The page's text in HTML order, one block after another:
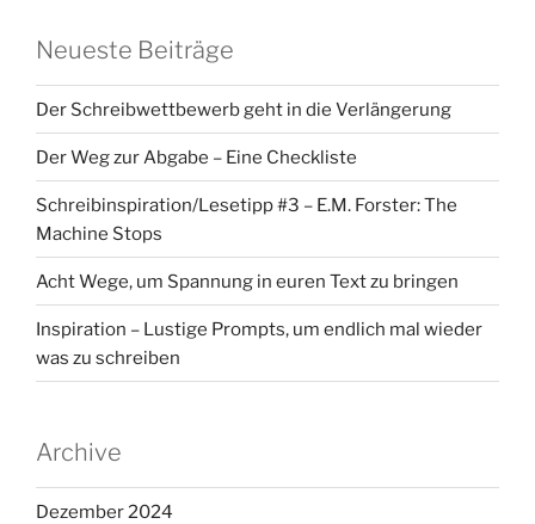
Neueste Beiträge
Der Schreibwettbewerb geht in die Verlängerung
Der Weg zur Abgabe – Eine Checkliste
Schreibinspiration/Lesetipp #3 – E.M. Forster: The
Machine Stops
Acht Wege, um Spannung in euren Text zu bringen
Inspiration – Lustige Prompts, um endlich mal wieder
was zu schreiben
Archive
Dezember 2024